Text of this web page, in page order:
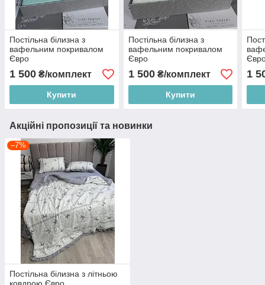
Постільна білизна з
вафельним покривалом
Євро
1 500 ₴/комплект
Купити
Постільна білизна з
вафельним покривалом
Євро
1 500₴/комплект
Купити
1
Акційні пропозиції та новинки
–7%
Постільна білизна з літньою